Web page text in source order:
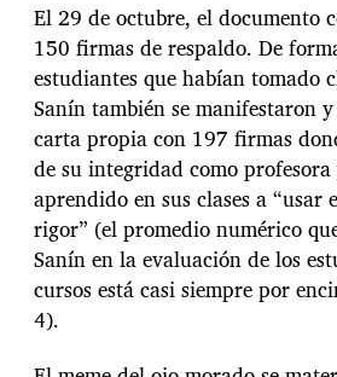
El 29 de octubre, el documento
150 firmas de respaldo. De
estudiantes que habían tomado
Sanín también se manifestaron
carta propia con 197 firmas
de su integridad como
aprendido en sus clases a “usar
rigor” (el promedio numérico
Sanín en la evaluación de los
cursos está casi siempre por
4).